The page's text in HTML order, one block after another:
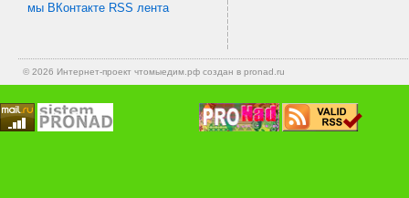
мы ВКонтакте RSS лента
© 2026 Интернет-проект чтомыедим.рф создан в pronad.ru